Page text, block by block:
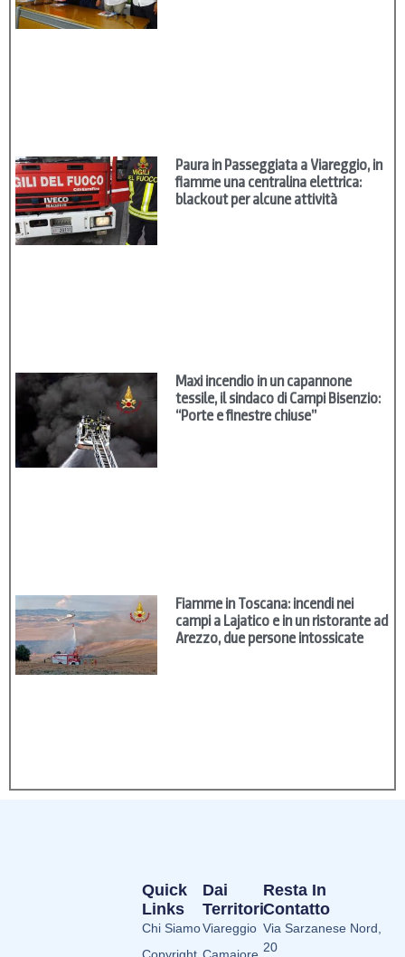
Paura in Passeggiata a Viareggio, in
fiamme una centralina elettrica:
blackout per alcune attività
Maxi incendio in un capannone
tessile, il sindaco di Campi Bisenzio:
“Porte e finestre chiuse”
Fiamme in Toscana: incendi nei
campi a Lajatico e in un ristorante ad
Arezzo, due persone intossicate
Dai
Territori
Viareggio
Quick
Links
Chi Siamo
Resta In
Contatto
Via Sarzanese Nord,
20